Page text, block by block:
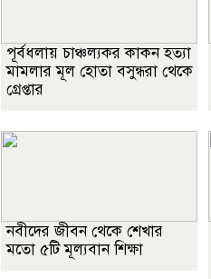
পূর্বধলায় চাঞ্চল্যকর কাকন হত্যা
মামলার মূল হোতা বসুন্ধরা থেকে
গ্রেপ্তার
নবীদের জীবন থেকে শেখার
মতো ৫টি মূল্যবান শিক্ষা